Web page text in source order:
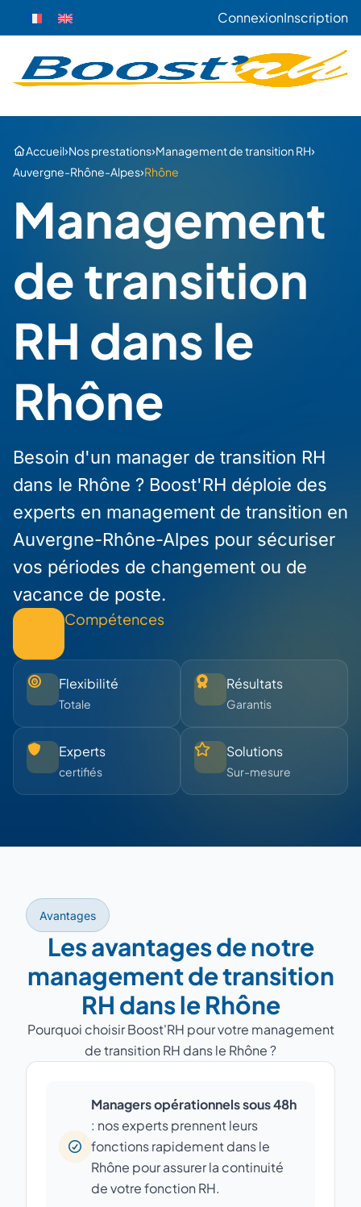
ConnexionInscription
Accueil›Nos prestations›Management de transition RH›
Auvergne-Rhône-Alpes›Rhône
Management
de transition
RH dans le
Rhône
Besoin d'un manager de transition RH
dans le Rhône ? Boost'RH déploie des
experts en management de transition en
Auvergne-Rhône-Alpes pour sécuriser
vos périodes de changement ou de
vacance de poste.
Compétences
Flexibilité
Totale
Résultats
Garantis
Experts
certifiés
Solutions
Sur-mesure
Avantages
Les avantages de notre
management de transition
RH dans le Rhône
Pourquoi choisir Boost'RH pour votre management
de transition RH dans le Rhône ?
Managers opérationnels sous 48h
: nos experts prennent leurs
fonctions rapidement dans le
Rhône pour assurer la continuité
de votre fonction RH.